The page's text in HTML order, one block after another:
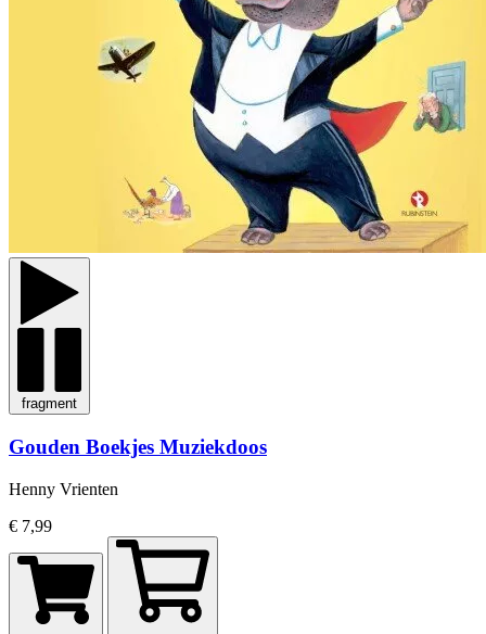
fragment
Gouden Boekjes Muziekdoos
Henny Vrienten
€ 7,99